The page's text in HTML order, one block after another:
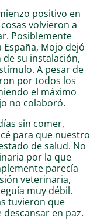
positivo en
volvieron a
Posiblemente
Mojo dejó
su instalación,
A pesar de
por todos los
el máximo
no colaboró.
sin comer,
para que nuestro
de salud. No
por la que
parecía
veterinaria,
muy débil.
tuvieron que
en paz.